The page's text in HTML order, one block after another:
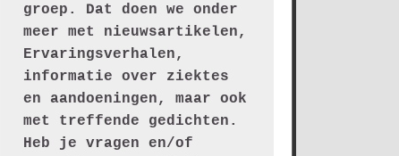
groep. Dat doen we onder
meer met nieuwsartikelen,
Ervaringsverhalen,
informatie over ziektes
en aandoeningen, maar ook
met treffende gedichten.
Heb je vragen en/of